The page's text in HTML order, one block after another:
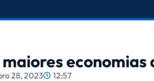
economias
28, 2023 12:57